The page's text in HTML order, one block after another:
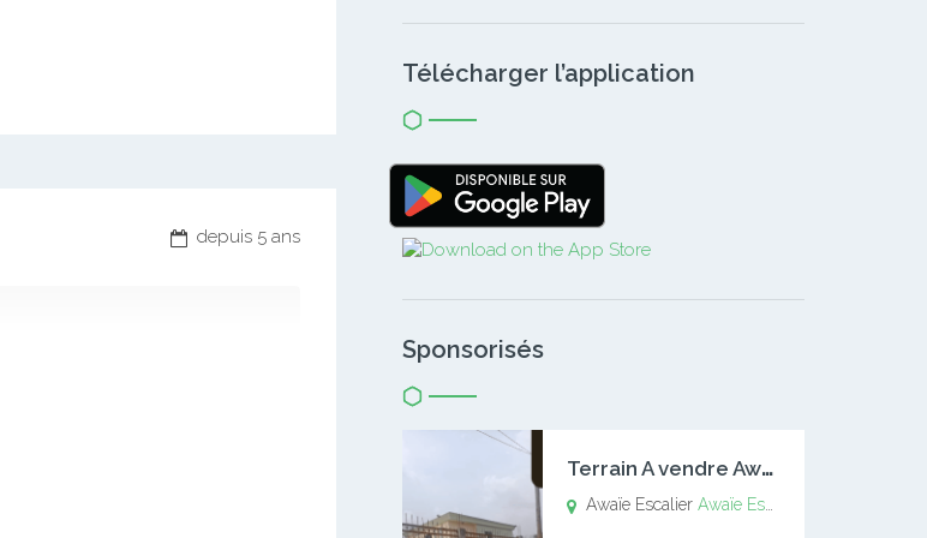
depuis 5 ans
Télécharger l’application
Sponsorisés
T
errain A vendre Awaïe Escalier
Awaïe EscalierAwaïe Escalier